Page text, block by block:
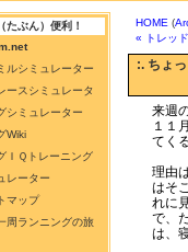
たぶん）便利！
ルシミュレーター
ースシミュレータ
シミュレーター
Wiki
ＩＱトレーニング
レーター
マップ
周ランニングの旅
HOME (
« トレッ
:. ちょ
来週
１１
てく
理由
はそ
れに
で、
は、